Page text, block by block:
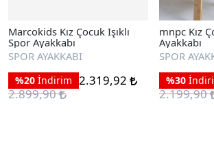
Marcokids Kız Çocuk Işıklı
Spor Ayakkabı
SPOR AYAKKABI
%20 İndirim 2.319,92
2.899,90
mnpc Kız
Ayakkabı
SPOR
%30
2.199,90